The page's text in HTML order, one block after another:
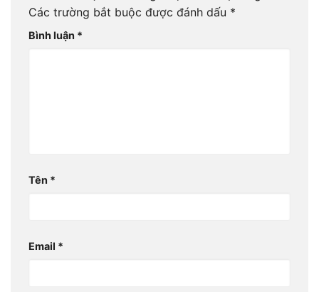
Các trường bắt buộc được đánh dấu *
Bình luận *
Tên *
Email *